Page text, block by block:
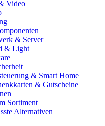
Video
& Server
& Light
& Smart Home
& Gutscheine
Sortiment
Alternativen